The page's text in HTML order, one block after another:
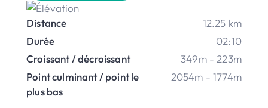
Distance
12.25 km
Durée
02:10
Croissant / décroissant
349m - 223m
Point culminant / point le
plus bas
2054m - 1774m